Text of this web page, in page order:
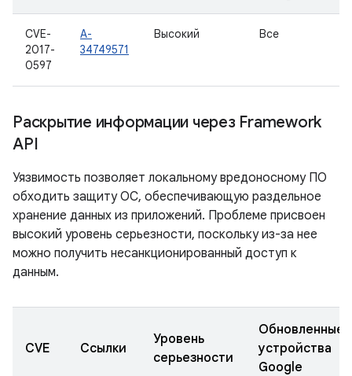
CVE-
2017-
0597
A-
34749571
Высокий Все
Раскрытие информации через Framework
API
Уязвимость позволяет локальному вредоносному ПО
обходить защиту ОС, обеспечивающую раздельное
хранение данных из приложений. Проблеме присвоен
высокий уровень серьезности, поскольку из-за нее
можно получить несанкционированный доступ к
данным.
CVE Ссылки
Уровень
серьезности
Обновленные
устройства
Google